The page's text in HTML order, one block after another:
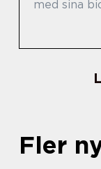
med sina
Fler